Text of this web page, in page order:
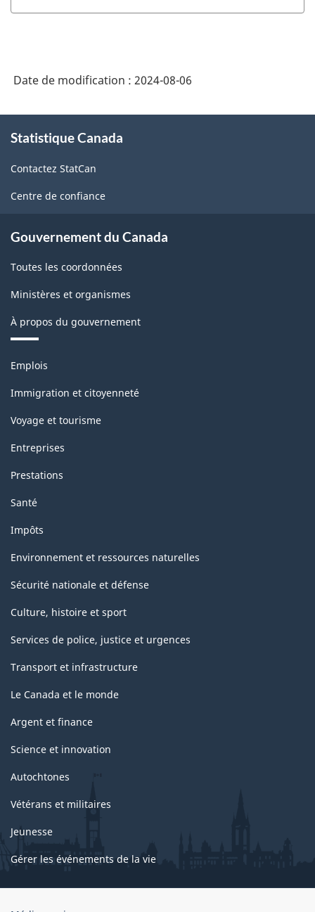
Date de modification : 2024-08-06
propos
ce
site
Statistique Canada
Contactez StatCan
Centre de confiance
Gouvernement du Canada
Toutes les coordonnées
Ministères et organismes
À propos du gouvernement
Thèmes
sujets
Emplois
Immigration et citoyenneté
Voyage et tourisme
Entreprises
Prestations
Santé
Impôts
Environnement et ressources naturelles
Sécurité nationale et défense
Culture, histoire et sport
Services de police, justice et urgences
Transport et infrastructure
Le Canada et le monde
Argent et finance
Science et innovation
Autochtones
Vétérans et militaires
Jeunesse
Gérer les événements de la vie